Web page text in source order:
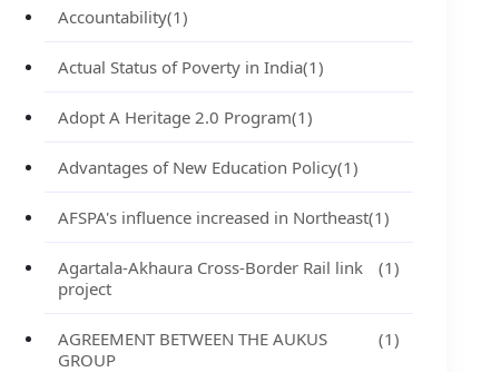
Accountability(1)
Actual Status of Poverty in India(1)
Adopt A Heritage 2.0 Program(1)
Advantages of New Education Policy(1)
AFSPA's influence increased in Northeast(1)
Agartala-Akhaura Cross-Border Rail link
project
(1)
AGREEMENT BETWEEN THE AUKUS
GROUP
(1)